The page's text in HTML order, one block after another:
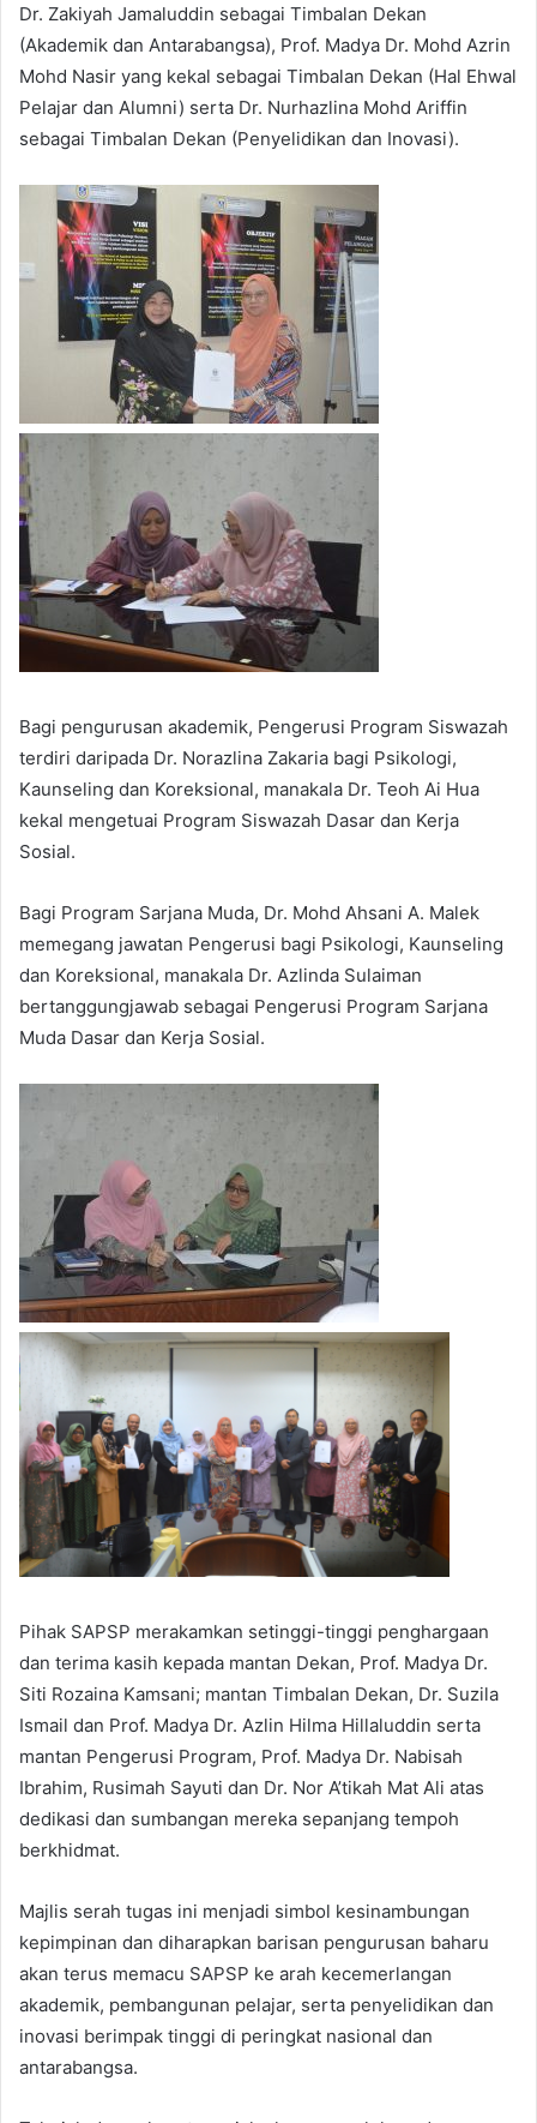
Dr. Zakiyah Jamaluddin sebagai Timbalan Dekan
(Akademik dan Antarabangsa), Prof. Madya Dr. Mohd Azrin
Mohd Nasir yang kekal sebagai Timbalan Dekan (Hal Ehwal
Pelajar dan Alumni) serta Dr. Nurhazlina Mohd Ariffin
sebagai Timbalan Dekan (Penyelidikan dan Inovasi).
Bagi pengurusan akademik, Pengerusi Program Siswazah
terdiri daripada Dr. Norazlina Zakaria bagi Psikologi,
Kaunseling dan Koreksional, manakala Dr. Teoh Ai Hua
kekal mengetuai Program Siswazah Dasar dan Kerja
Sosial.
Bagi Program Sarjana Muda, Dr. Mohd Ahsani A. Malek
memegang jawatan Pengerusi bagi Psikologi, Kaunseling
dan Koreksional, manakala Dr. Azlinda Sulaiman
bertanggungjawab sebagai Pengerusi Program Sarjana
Muda Dasar dan Kerja Sosial.
Pihak SAPSP merakamkan setinggi-tinggi penghargaan
dan terima kasih kepada mantan Dekan, Prof. Madya Dr.
Siti Rozaina Kamsani; mantan Timbalan Dekan, Dr. Suzila
Ismail dan Prof. Madya Dr. Azlin Hilma Hillaluddin serta
mantan Pengerusi Program, Prof. Madya Dr. Nabisah
Ibrahim, Rusimah Sayuti dan Dr. Nor A’tikah Mat Ali atas
dedikasi dan sumbangan mereka sepanjang tempoh
berkhidmat.
Majlis serah tugas ini menjadi simbol kesinambungan
kepimpinan dan diharapkan barisan pengurusan baharu
akan terus memacu SAPSP ke arah kecemerlangan
akademik, pembangunan pelajar, serta penyelidikan dan
inovasi berimpak tinggi di peringkat nasional dan
antarabangsa.